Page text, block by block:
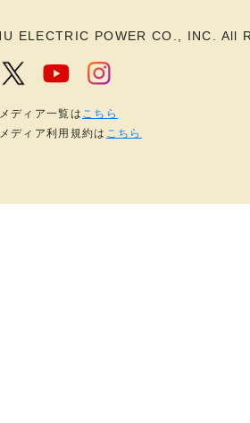
ELECTRIC POWER CO., INC. All
ディア一覧は こちら
ディア利用規約は こちら